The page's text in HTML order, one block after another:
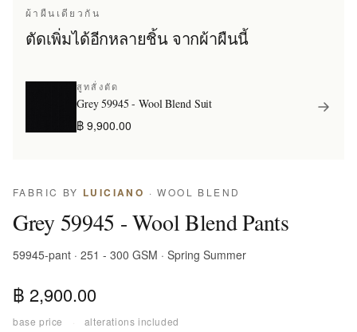
ผ้าผืนเดียวกัน
ตัดเพิ่มได้อีกหลายชิ้น จากผ้าผืนนี้
สูทสั่งตัด
Grey 59945 - Wool Blend Suit
฿ 9,900.00
FABRIC BY LUICIANO · WOOL BLEND
Grey 59945 - Wool Blend Pants
59945-pant · 251 - 300 GSM · Spring Summer
฿ 2,900.00
base price · alterations included